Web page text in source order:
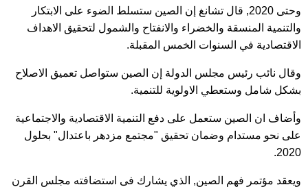
وحتى 2020, قال تشانغ إن الصين ستسلط الضوء على الابتكار
والتنمية المنسقة والخضراء والانفتاح والشمول لتحقيق الاهداف
الاقتصادية في السنوات الخمس المقبلة.
وقال نائب رئيس مجلس الدولة إن الصين ستواصل تعميق الاصلاح
بشكل شامل وستعطي الاولوية للتنمية.
وأضاف ان الصين ستعمل على دفع التنمية الاقتصادية والاجتماعية
على نحو مستدام وضمان تحقيق "مجتمع مزدهر باعتدال" بحلول
2020.
ويعقد مؤتمر فهم الصين, الذي يشارك فى استضافته مجلس القرن